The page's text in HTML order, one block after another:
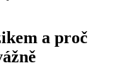
a proč